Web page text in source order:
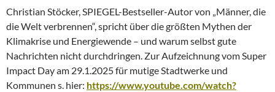
Christian Stöcker, SPIEGEL-Bestseller-Autor von „Männer, die
die Welt verbrennen“, spricht über die größten Mythen der
Klimakrise und Energiewende – und warum selbst gute
Nachrichten nicht durchdringen. Zur Aufzeichnung vom Super
Impact Day am 29.1.2025 für mutige Stadtwerke und
Kommunen s. hier: https://www.youtube.com/watch?